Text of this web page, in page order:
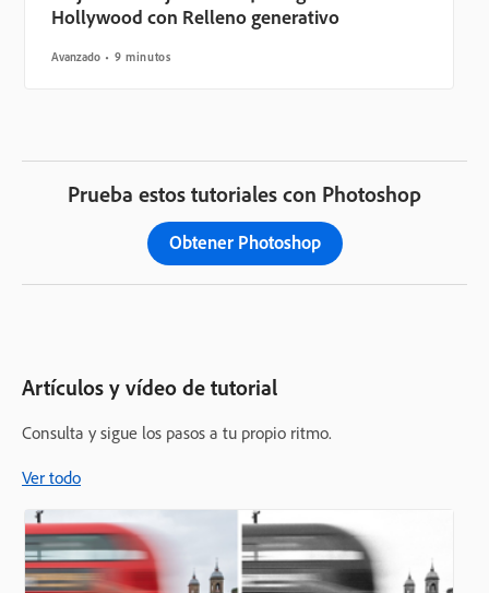
Hollywood con Relleno generativo
Avanzado 9 minutos
Prueba estos tutoriales con Photoshop
Obtener Photoshop
Artículos y vídeo de tutorial
Consulta y sigue los pasos a tu propio ritmo.
Ver todo